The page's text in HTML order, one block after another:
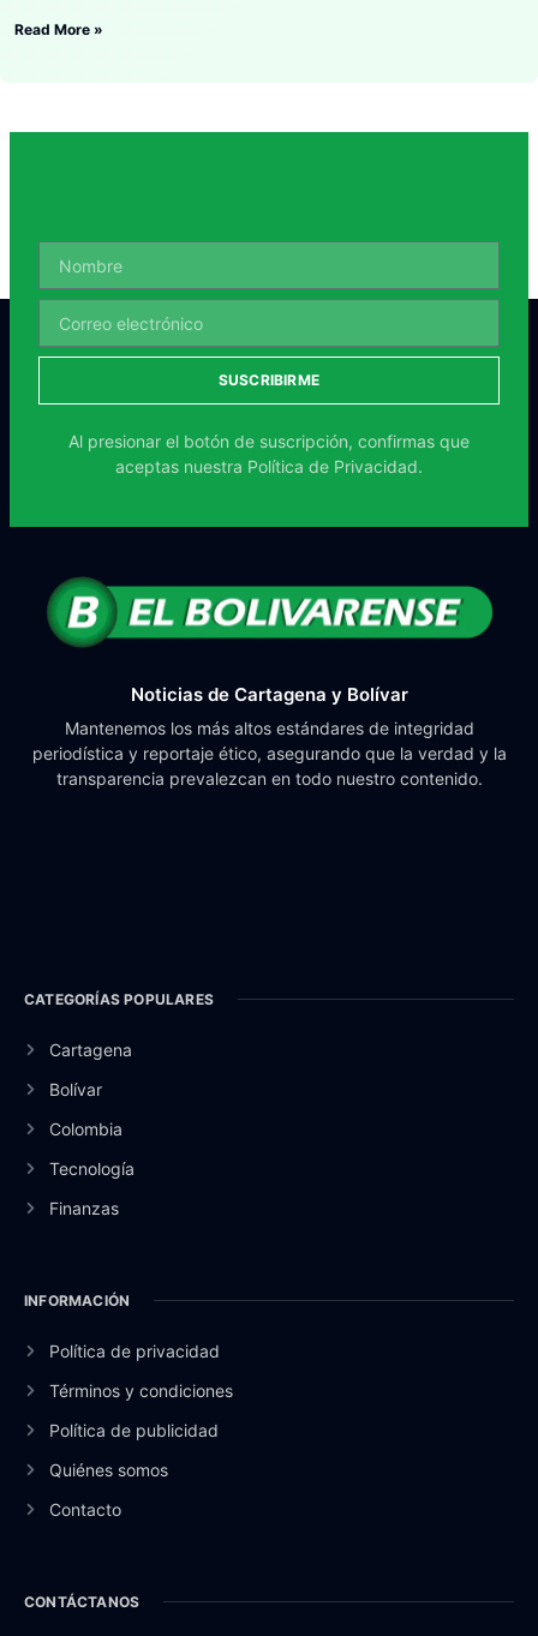
Read More »
SUSCRIBIRME
Al presionar el botón de suscripción, confirmas que
aceptas nuestra Política de Privacidad.
Noticias de Cartagena y Bolívar
Mantenemos los más altos estándares de integridad
periodística y reportaje ético, asegurando que la verdad y la
transparencia prevalezcan en todo nuestro contenido.
CATEGORÍAS POPULARES
Cartagena
Bolívar
Colombia
Tecnología
Finanzas
INFORMACIÓN
Política de privacidad
Términos y condiciones
Política de publicidad
Quiénes somos
Contacto
CONTÁCTANOS